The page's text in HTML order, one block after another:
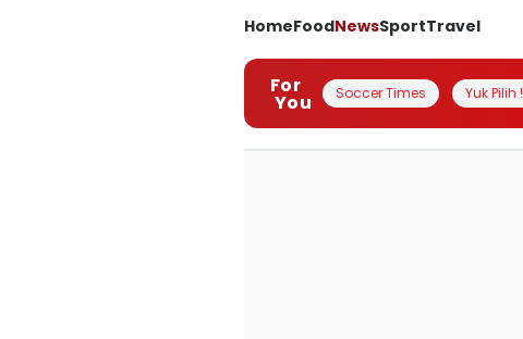
HomeFoodNewsSportTravel
For
You Soccer Times Yuk Pilih !